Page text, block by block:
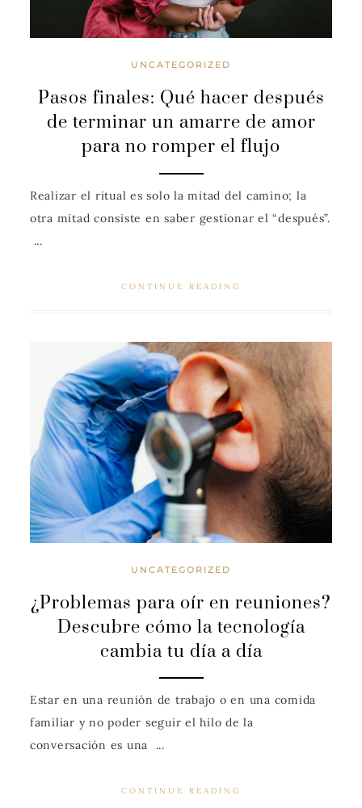
UNCATEGORIZED
Pasos finales: Qué hacer después
de terminar un amarre de amor
para no romper el flujo
Realizar el ritual es solo la mitad del camino; la
otra mitad consiste en saber gestionar el “después”.
...
CONTINUE READING
UNCATEGORIZED
¿Problemas para oír en reuniones?
Descubre cómo la tecnología
cambia tu día a día
Estar en una reunión de trabajo o en una comida
familiar y no poder seguir el hilo de la
conversación es una ...
CONTINUE READING